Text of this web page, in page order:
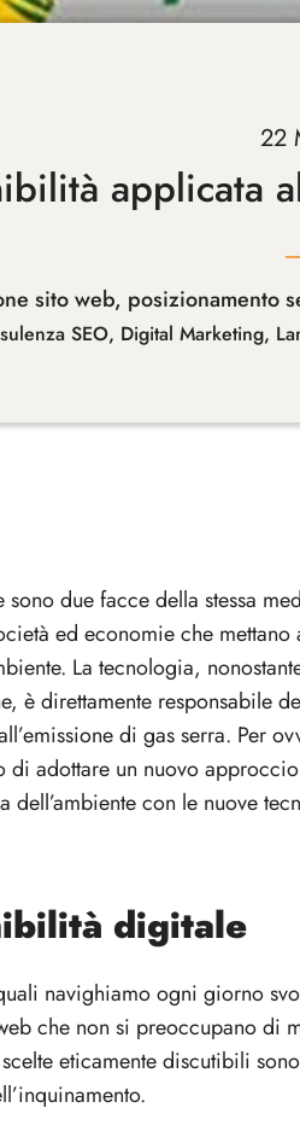
22
applicata
sito web, posizionamento
SEO, Digital Marketing,
sono due facce della stessa
ed economie che mettano
La tecnologia,
è direttamente responsabile
di gas serra. Per
di adottare un nuovo
con le nuove
digitale
navighiamo ogni giorno
che non si preoccupano di
eticamente discutibili